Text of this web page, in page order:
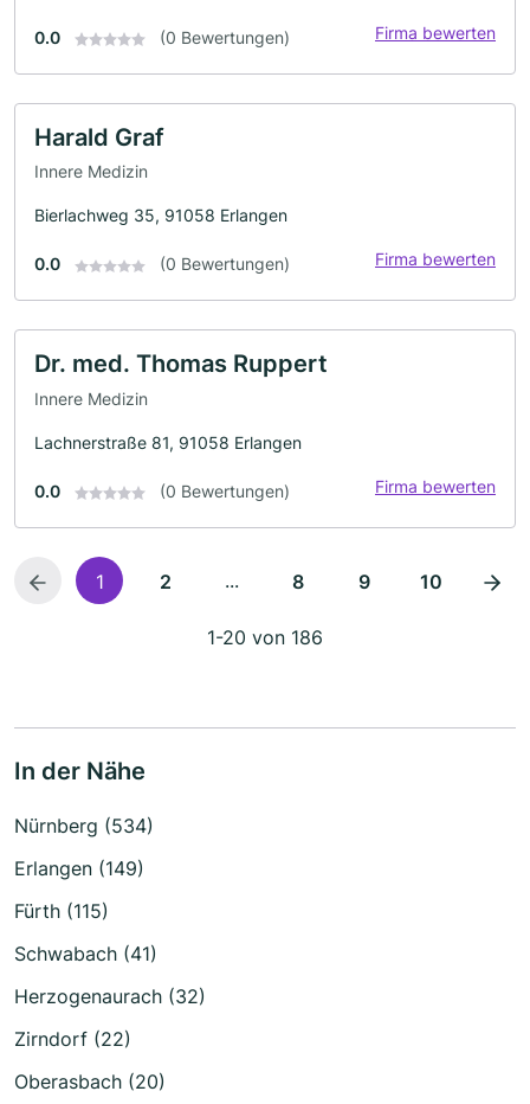
0.0 (0 Bewertungen) Firma bewerten
Harald Graf
Innere Medizin
Bierlachweg 35, 91058 Erlangen
0.0 (0 Bewertungen) Firma bewerten
Dr. med. Thomas Ruppert
Innere Medizin
Lachnerstraße 81, 91058 Erlangen
0.0 (0 Bewertungen) Firma bewerten
1 2 ... 8 9 10
1-20 von 186
In der Nähe
Nürnberg (534)
Erlangen (149)
Fürth (115)
Schwabach (41)
Herzogenaurach (32)
Zirndorf (22)
Oberasbach (20)